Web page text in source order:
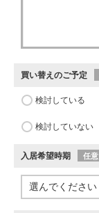
買い替えのご予定
検討している
検討していない
入居希望時期 任意